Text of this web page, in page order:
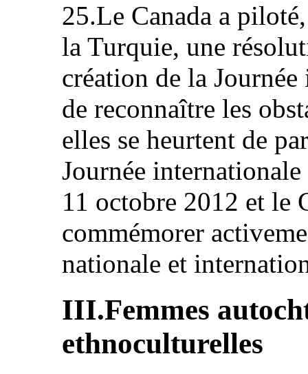
25.Le Canada a
la Turquie, une
création de la
de reconnaître les
elles se heurtent de
Journée
11 octobre 2012 et le
commémorer
nationale et
III.Femmes
ethnoculturelles